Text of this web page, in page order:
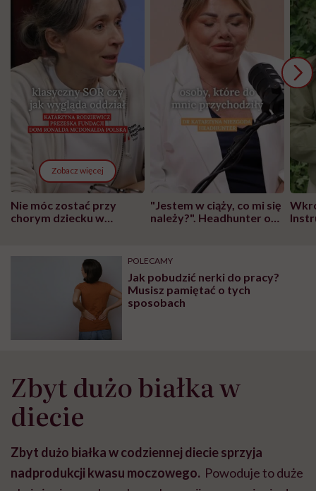
Zobacz więcej
Nie móc zostać przy
chorym dziecku w
może chyba tylko
głupota i brak
"Jestem w ciąży, co mi się
należy?". Headhunter o
pracy
POLECAMY
Jak pobudzić nerki do pracy?
Musisz pamiętać o tych
sposobach
Zbyt dużo białka w
diecie
Zbyt dużo białka w codziennej diecie sprzyja
nadprodukcji kwasu moczowego. Powoduje to duże